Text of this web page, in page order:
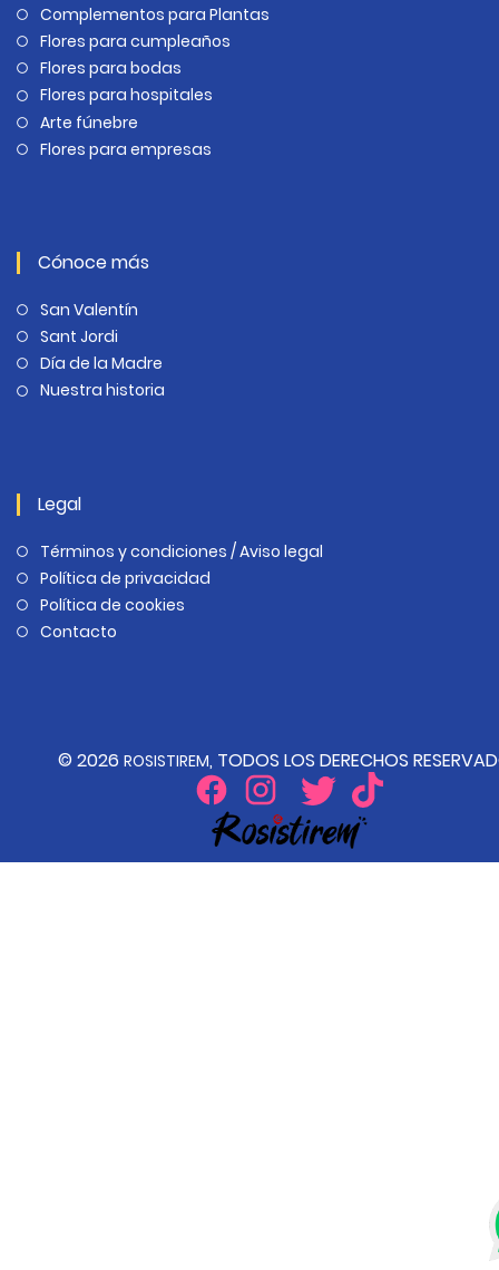
Complementos para Plantas
Flores para cumpleaños
Flores para bodas
Flores para hospitales
Arte fúnebre
Flores para empresas
Cónoce más
San Valentín
Sant Jordi
Día de la Madre
Nuestra historia
Legal
Términos y condiciones / Aviso legal
Política de privacidad
Política de cookies
Contacto
© 2026 ROSISTIREM, TODOS LOS DERECHOS